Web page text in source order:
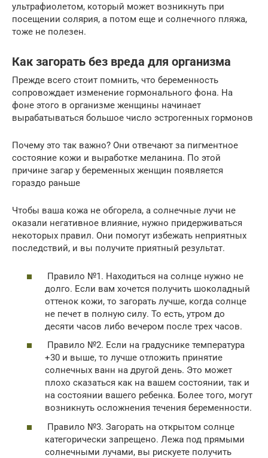
ультрафиолетом, который может возникнуть при
посещении солярия, а потом еще и солнечного пляжа,
тоже не полезен.
Как загорать без вреда для организма
Прежде всего стоит помнить, что беременность
сопровождает изменение гормонального фона. На
фоне этого в организме женщины начинает
вырабатываться большое число эстрогенных гормонов
Почему это так важно? Они отвечают за пигментное
состояние кожи и выработке меланина. По этой
причине загар у беременных женщин появляется
гораздо раньше
Чтобы ваша кожа не обгорела, а солнечные лучи не
оказали негативное влияние, нужно придерживаться
некоторых правил. Они помогут избежать неприятных
последствий, и вы получите приятный результат.
Правило №1. Находиться на солнце нужно не
долго. Если вам хочется получить шоколадный
оттенок кожи, то загорать лучше, когда солнце
не печет в полную силу. То есть, утром до
десяти часов либо вечером после трех часов.
Правило №2. Если на градуснике температура
+30 и выше, то лучше отложить принятие
солнечных ванн на другой день. Это может
плохо сказаться как на вашем состоянии, так и
на состоянии вашего ребенка. Более того, могут
возникнуть осложнения течения беременности.
Правило №3. Загорать на открытом солнце
категорически запрещено. Лежа под прямыми
солнечными лучами, вы рискуете получить